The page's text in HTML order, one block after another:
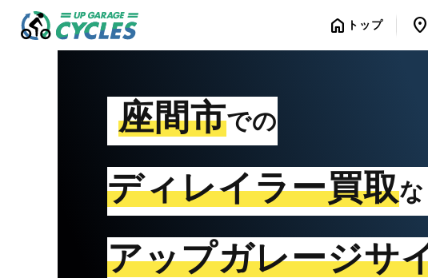
home トップ location_on
座間市での
ディレイラー買取
アップガレージサ